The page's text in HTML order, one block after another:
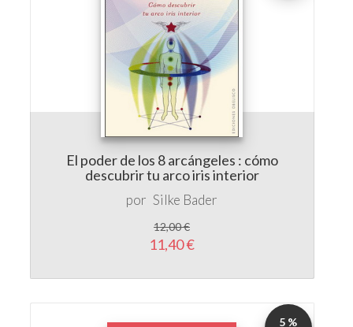
El poder de los 8 arcángeles : cómo
descubrir tu arco iris interior
por Silke Bader
12,00 €
11,40 €
5 %